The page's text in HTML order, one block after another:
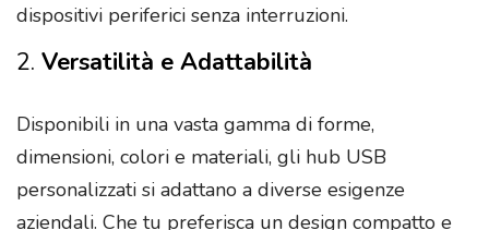
dispositivi periferici senza interruzioni.
2. Versatilità e Adattabilità
Disponibili in una vasta gamma di forme,
dimensioni, colori e materiali, gli hub USB
personalizzati si adattano a diverse esigenze
aziendali. Che tu preferisca un design compatto e